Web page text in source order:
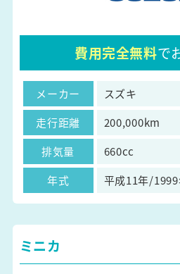
費用完全無料で
メーカー
スズキ
走行距離
200,000km
排気量
660cc
年式
平成11年/
ミニカ